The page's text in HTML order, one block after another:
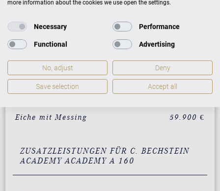
Schwarz mit Messing 52.900 €
Weiß mit Messing 55.900 €
Nussbaum mit Messing 59.900 €
Eiche mit Messing 59.900 €
ZUSATZLEISTUNGEN FÜR C. BECHSTEIN
ACADEMY ACADEMY A 160
more information about the cookies we use open the settings.
Necessary Performance
Functional Advertising
No, adjust Deny
Save selection Accept all